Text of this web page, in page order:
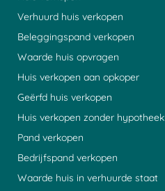
Verhuurd huis verkopen
Beleggingspand verkopen
Waarde huis opvragen
Huis verkopen aan opkoper
Geërfd huis verkopen
Huis verkopen zonder hypotheek
Pand verkopen
Bedrijfspand verkopen
Waarde huis in verhuurde staat